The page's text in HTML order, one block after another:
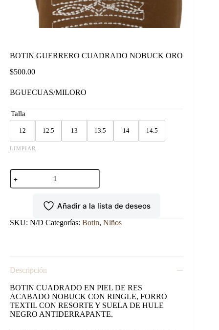
BOTIN GUERRERO CUADRADO NOBUCK ORO
$500.00
BGUECUAS/MILORO
Talla
12 12.5 13 13.5 14 14.5
LIMPIAR
BOTIN
GUERRERO
CUADRADO
Añadir a la lista de deseos
SKU: N/D Categorías: Botin, Niños
Descripción
BOTIN CUADRADO EN PIEL DE RES
ACABADO NOBUCK CON RINGLE, FORRO
TEXTIL CON RESORTE Y SUELA DE HULE
NEGRO ANTIDERRAPANTE.